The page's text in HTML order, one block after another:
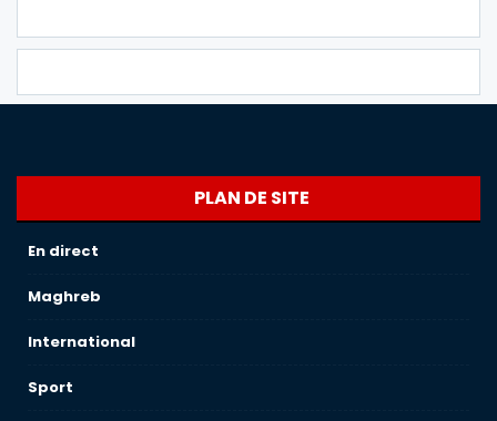
PLAN DE SITE
En direct
Maghreb
International
Sport